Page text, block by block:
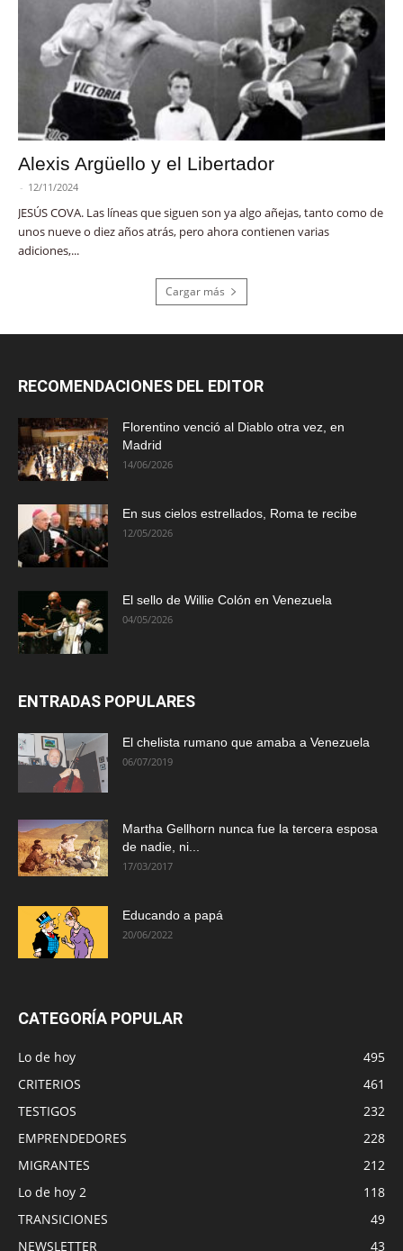
Alexis Argüello y el Libertador
- 12/11/2024
JESÚS COVA. Las líneas que siguen son ya algo añejas, tanto como de
unos nueve o diez años atrás, pero ahora contienen varias
adiciones,...
Cargar más
RECOMENDACIONES DEL EDITOR
Florentino venció al Diablo otra vez, en
Madrid
14/06/2026
En sus cielos estrellados, Roma te recibe
12/05/2026
El sello de Willie Colón en Venezuela
04/05/2026
ENTRADAS POPULARES
El chelista rumano que amaba a Venezuela
06/07/2019
Martha Gellhorn nunca fue la tercera esposa
de nadie, ni...
17/03/2017
Educando a papá
20/06/2022
CATEGORÍA POPULAR
Lo de hoy
495
CRITERIOS
461
TESTIGOS
232
EMPRENDEDORES
228
MIGRANTES
212
Lo de hoy 2
118
TRANSICIONES
49
NEWSLETTER
43